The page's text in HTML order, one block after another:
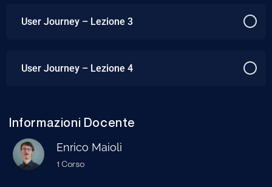
User Journey – Lezione 3
User Journey – Lezione 4
Informazioni Docente
Enrico Maioli
1 Corso